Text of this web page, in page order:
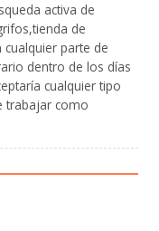
activa de
de
parte de
dentro de los días
cualquier tipo
trabajar como